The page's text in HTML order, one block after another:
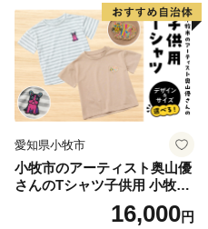
愛知県小牧市
小牧市のアーティスト奥山優
さんのTシャツ子供用 小牧市
16,000円